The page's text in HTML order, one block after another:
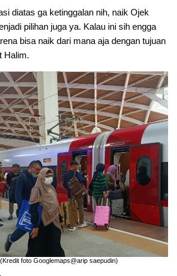
diatas ga ketinggalan nih, naik Ojek
pilihan juga ya. Kalau ini sih engga
bisa naik dari mana aja dengan tujuan
Halim.
foto Googlemaps@arip saepudin)